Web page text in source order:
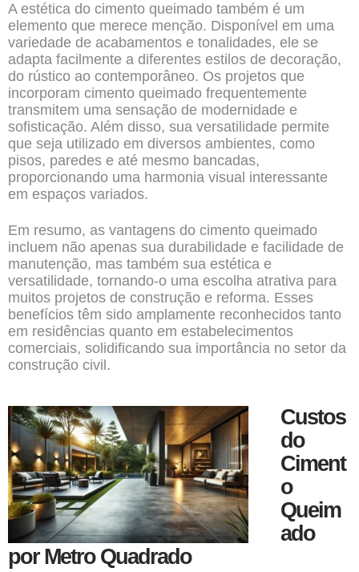
A estética do cimento queimado também é um
elemento que merece menção. Disponível em uma
variedade de acabamentos e tonalidades, ele se
adapta facilmente a diferentes estilos de decoração,
do rústico ao contemporâneo. Os projetos que
incorporam cimento queimado frequentemente
transmitem uma sensação de modernidade e
sofisticação. Além disso, sua versatilidade permite
que seja utilizado em diversos ambientes, como
pisos, paredes e até mesmo bancadas,
proporcionando uma harmonia visual interessante
em espaços variados.
Em resumo, as vantagens do cimento queimado
incluem não apenas sua durabilidade e facilidade de
manutenção, mas também sua estética e
versatilidade, tornando-o uma escolha atrativa para
muitos projetos de construção e reforma. Esses
benefícios têm sido amplamente reconhecidos tanto
em residências quanto em estabelecimentos
comerciais, solidificando sua importância no setor da
construção civil.
Custos
do
Ciment
o
Queim
ado
por Metro Quadrado